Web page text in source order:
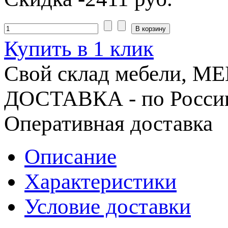
Купить в 1 клик
Свой склад мебели,
ДОСТАВКА - по
Оперативная доставка
Описание
Характеристики
Условие доставки